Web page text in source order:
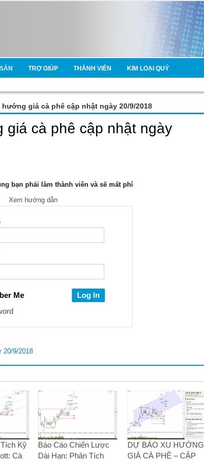
TRỢ GIÚP THÀNH VIÊN KIM LOẠI QUÝ
giá cà phê cập nhật ngày 20/9/2018
giá cà phê cập nhật ngày
bạn phải làm thành viên và sẽ mất phí
Xem hướng dẫn
Me
20/9/2018
Kỹ
Cà
Báo Cáo Chiến Lược
Dài Hạn: Phân Tích
DỰ BÁO XU HƯỚNG
GIÁ CÀ PHÊ – CẬP